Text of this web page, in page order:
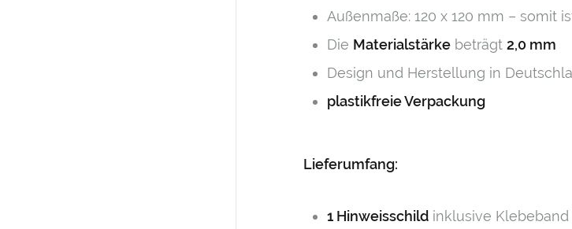
Außenmaße: 120 x 120 mm – somit
Die Materialstärke beträgt 2,0 mm
Design und Herstellung in
plastikfreie Verpackung
Lieferumfang:
1 Hinweisschild inklusive